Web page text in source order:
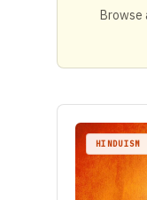
Browse
HINDUISM